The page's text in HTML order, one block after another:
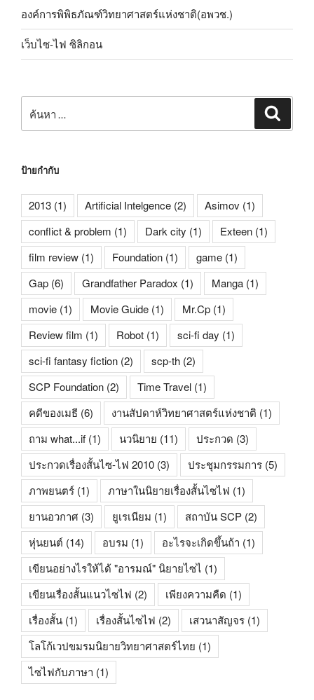
องค์การพิพิธภัณฑ์วิทยาศาสตร์แห่งชาติ(อพวช.)
เว็บไซ-ไฟ ซิลิกอน
ป้ายกำกับ
2013 (1) Artificial Intelgence (2) Asimov (1)
conflict & problem (1) Dark city (1) Exteen (1)
film review (1) Foundation (1) game (1)
Gap (6) Grandfather Paradox (1) Manga (1)
movie (1) Movie Guide (1) Mr.Cp (1)
Review film (1) Robot (1) sci-fi day (1)
sci-fi fantasy fiction (2) scp-th (2)
SCP Foundation (2) Time Travel (1)
คดีของเมธี (6) งานสัปดาห์วิทยาศาสตร์แห่งชาติ (1)
ถาม what...if (1) นวนิยาย (11) ประกวด (3)
ประกวดเรื่องสั้นไซ-ไฟ 2010 (3) ประชุมกรรมการ (5)
ภาพยนตร์ (1) ภาษาในนิยายเรื่องสั้นไซไฟ (1)
ยานอวกาศ (3) ยูเรเนียม (1) สถาบัน SCP (2)
หุ่นยนต์ (14) อบรม (1) อะไรจะเกิดขึ้นถ้า (1)
เขียนอย่างไรให้ได้ "อารมณ์" นิยายไซไ (1)
เขียนเรื่องสั้นแนวไซไฟ (2) เพียงความคืด (1)
เรื่องสั้น (1) เรื่องสั้นไซไฟ (2) เสวนาสัญจร (1)
โลโก้เวปขมรมนิยายวิทยาศาสตร์ไทย (1)
ไซไฟกับภาษา (1)